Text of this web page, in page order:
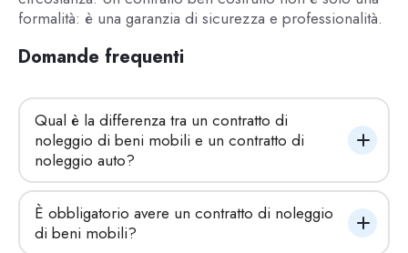
formalità: è una garanzia di sicurezza e professionalità.
Domande frequenti
Qual è la differenza tra un contratto di
noleggio di beni mobili e un contratto di
noleggio auto?
È obbligatorio avere un contratto di noleggio
di beni mobili?